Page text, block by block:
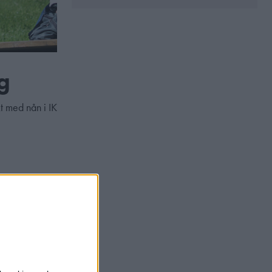
med nån i IK